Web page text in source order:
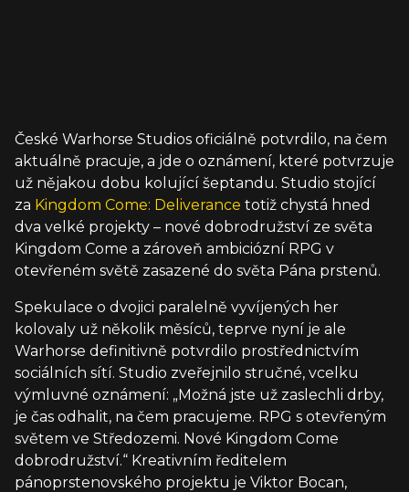
České Warhorse Studios oficiálně potvrdilo, na čem
aktuálně pracuje, a jde o oznámení, které potvrzuje
už nějakou dobu kolující šeptandu. Studio stojící
za Kingdom Come: Deliverance totiž chystá hned
dva velké projekty – nové dobrodružství ze světa
Kingdom Come a zároveň ambiciózní RPG v
otevřeném světě zasazené do světa Pána prstenů.
Spekulace o dvojici paralelně vyvíjených her
kolovaly už několik měsíců, teprve nyní je ale
Warhorse definitivně potvrdilo prostřednictvím
sociálních sítí. Studio zveřejnilo stručné, vcelku
výmluvné oznámení: „Možná jste už zaslechli drby,
je čas odhalit, na čem pracujeme. RPG s otevřeným
světem ve Středozemi. Nové Kingdom Come
dobrodružství.“ Kreativním ředitelem
pánoprstenovského projektu je Viktor Bocan,